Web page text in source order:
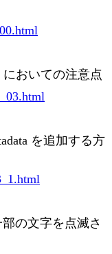
おいての注意点
を追加する方
の文字を点滅さ